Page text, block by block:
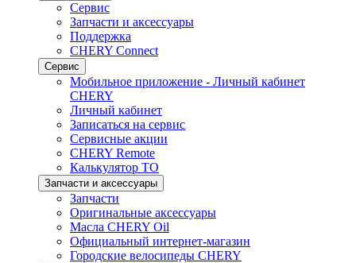
Сервис
Запчасти и аксессуары
Поддержка
CHERY Connect
Сервис
Мобильное приложение - Личный кабинет
CHERY
Личный кабинет
Записаться на сервис
Сервисные акции
CHERY Remote
Калькулятор ТО
Запчасти и аксессуары
Запчасти
Оригинальные аксессуары
Масла CHERY Oil
Официальный интернет-магазин
Городские велосипеды CHERY